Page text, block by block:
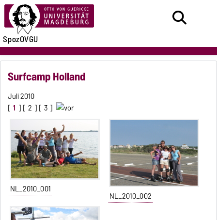
SpozOVGU
Surfcamp Holland
Juli 2010
[ 1 ] [ 2 ] [ 3 ]
NL_2010_001
NL_2010_002